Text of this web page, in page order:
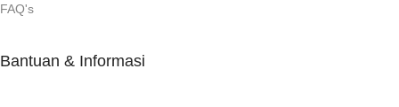
FAQ's
Bantuan & Informasi